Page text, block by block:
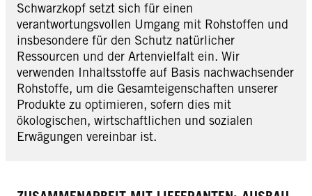
Schwarzkopf setzt sich für einen
verantwortungsvollen Umgang mit Rohstoffen und
insbesondere für den Schutz natürlicher
Ressourcen und der Artenvielfalt ein. Wir
verwenden Inhaltsstoffe auf Basis nachwachsender
Rohstoffe, um die Gesamteigenschaften unserer
Produkte zu optimieren, sofern dies mit
ökologischen, wirtschaftlichen und sozialen
Erwägungen vereinbar ist.